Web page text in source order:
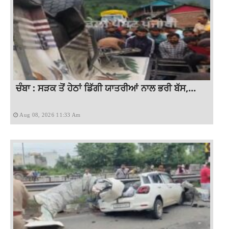
ਚੰਬਾ : ਸੜਕ ਤੋਂ ਹੇਠਾਂ ਡਿੱਗੀ ਯਾਤਰੀਆਂ ਨਾਲ ਭਰੀ ਬੱਸ,...
Aug 08, 2026 11:33 Am